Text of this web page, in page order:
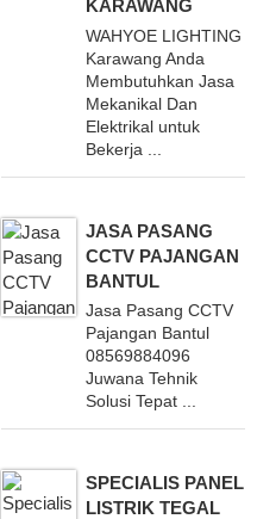
KARAWANG
WAHYOE LIGHTING
Karawang Anda
Membutuhkan Jasa
Mekanikal Dan
Elektrikal untuk
Bekerja ...
JASA PASANG
CCTV PAJANGAN
BANTUL
Jasa Pasang CCTV
Pajangan Bantul
08569884096
Juwana Tehnik
Solusi Tepat ...
SPECIALIS PANEL
LISTRIK TEGAL